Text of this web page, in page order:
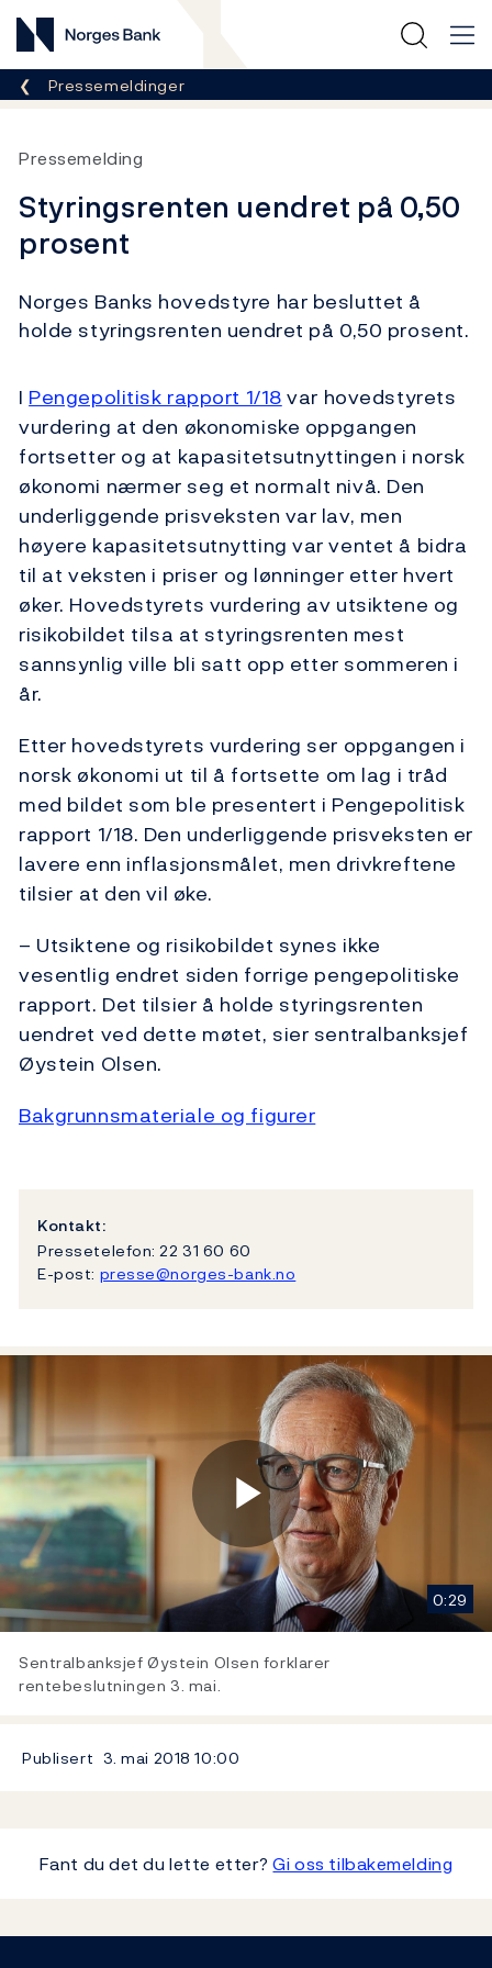
Norges Bank
Her er du nå:
Pressemeldinger
Pressemelding
Styringsrenten uendret på 0,50
prosent
Norges Banks hovedstyre har besluttet å
holde styringsrenten uendret på 0,50 prosent.
I Pengepolitisk rapport 1/18var hovedstyrets
vurdering at den økonomiske oppgangen
fortsetter og at kapasitetsutnyttingen i norsk
økonomi nærmer seg et normalt nivå. Den
underliggende prisveksten var lav, men
høyere kapasitetsutnytting var ventet å bidra
til at veksten i priser og lønninger etter hvert
øker. Hovedstyrets vurdering av utsiktene og
risikobildet tilsa at styringsrenten mest
sannsynlig ville bli satt opp etter sommeren i
år.
Etter hovedstyrets vurdering ser oppgangen i
norsk økonomi ut til å fortsette om lag i tråd
med bildet som ble presentert i Pengepolitisk
rapport 1/18. Den underliggende prisveksten er
lavere enn inflasjonsmålet, men drivkreftene
tilsier at den vil øke.
– Utsiktene og risikobildet synes ikke
vesentlig endret siden forrige pengepolitiske
rapport. Det tilsier å holde styringsrenten
uendret ved dette møtet, sier sentralbanksjef
Øystein Olsen.
Bakgrunnsmateriale og figurer
Kontakt:
Pressetelefon: 22 31 60 60
E-post: presse@norges-bank.no
Play
Video
0:29
Sentralbanksjef Øystein Olsen forklarer
rentebeslutningen 3. mai.
Publisert 3. mai 201810:00
Fant du det du lette etter?Gi oss tilbakemelding